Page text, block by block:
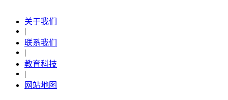
关于我们
|
联系我们
|
教育科技
|
网站地图